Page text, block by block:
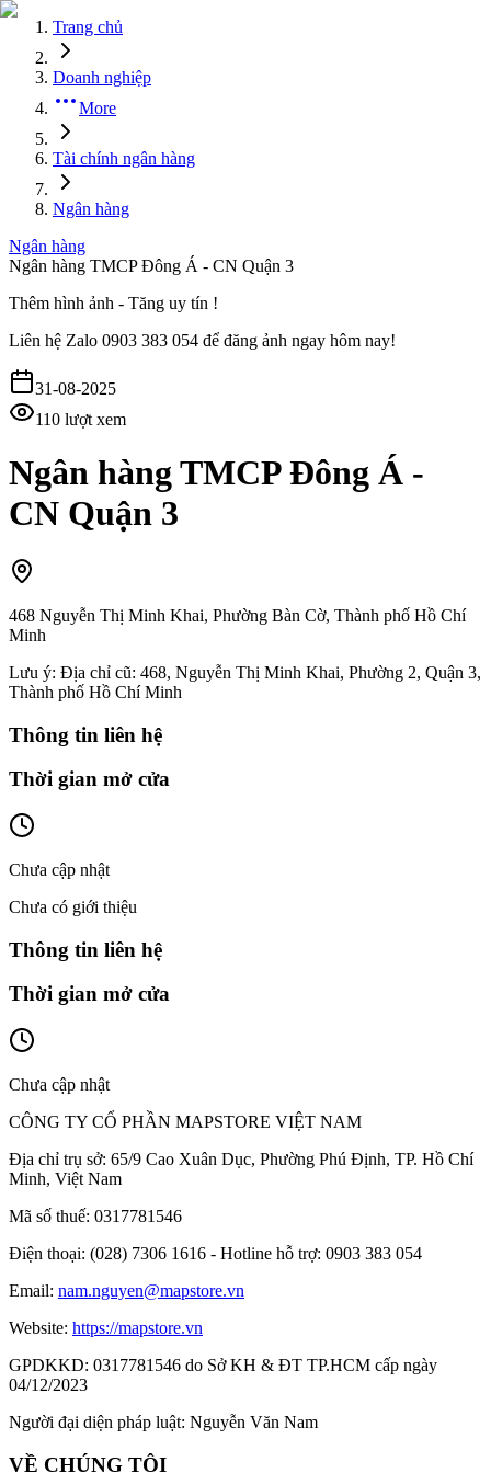
Trang chủ
Doanh nghiệp
More
Tài chính ngân hàng
Ngân hàng
Ngân hàng
Ngân hàng TMCP Đông Á - CN Quận 3
Thêm hình ảnh - Tăng uy tín !
Liên hệ Zalo 0903 383 054 để đăng ảnh ngay hôm nay!
31-08-2025
110 lượt xem
Ngân hàng TMCP Đông Á -
CN Quận 3
468 Nguyễn Thị Minh Khai, Phường Bàn Cờ, Thành phố Hồ Chí
Minh
Lưu ý: Địa chỉ cũ: 468, Nguyễn Thị Minh Khai, Phường 2, Quận 3,
Thành phố Hồ Chí Minh
Thông tin liên hệ
Thời gian mở cửa
Chưa cập nhật
Chưa có giới thiệu
Thông tin liên hệ
Thời gian mở cửa
Chưa cập nhật
CÔNG TY CỔ PHẦN MAPSTORE VIỆT NAM
Địa chỉ trụ sở: 65/9 Cao Xuân Dục, Phường Phú Định, TP. Hồ Chí
Minh, Việt Nam
Mã số thuế: 0317781546
Điện thoại: (028) 7306 1616 - Hotline hỗ trợ: 0903 383 054
Email: nam.nguyen@mapstore.vn
Website: https://mapstore.vn
GPDKKD: 0317781546 do Sở KH & ĐT TP.HCM cấp ngày
04/12/2023
Người đại diện pháp luật: Nguyễn Văn Nam
VỀ CHÚNG TÔI